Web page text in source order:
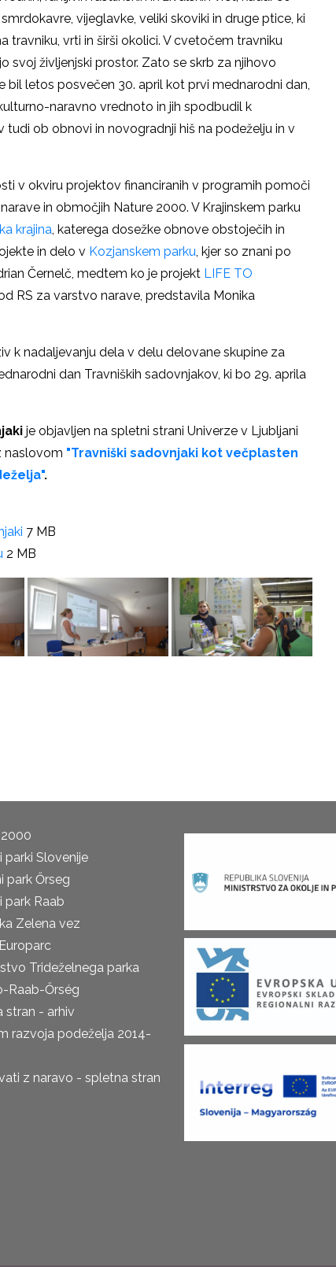
vijeglavke, veliki skoviki in druge ptice, ki
travniku, vrti in širši okolici. V cvetočem travniku
svoj življenjski prostor. Zato se skrb za njihovo
bil letos posvečen 30. april kot prvi mednarodni dan,
naravno vrednoto in jih spodbudil k
tudi ob obnovi in novogradnji hiš na podeželju in v
v okviru projektov financiranih v programih pomoči
in območjih Nature 2000. V Krajinskem parku
krajina, katerega dosežke obnove obstoječih in
in delo v Kozjanskem parku, kjer so znani po
Černelč, medtem ko je projekt LIFE TO
RS za varstvo narave, predstavila Monika
k nadaljevanju dela v delu delovane skupine za
dan Travniških sadovnjakov, ki bo 29. aprila
je objavljen na spletni strani Univerze v Ljubljani
naslovom "Travniški sadovnjaki kot večplasten
.
7 MB
2 MB
parki Slovenije
park Őrseg
park Raab
Zelena vez
Trideželnega parka
Raab-Őrség
stran - arhiv
razvoja podeželja 2014-
z naravo - spletna stran